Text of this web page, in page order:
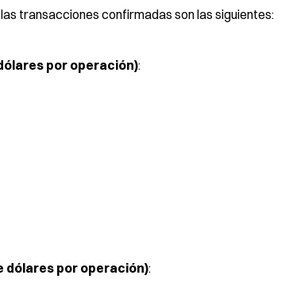
transacciones confirmadas son las siguientes:
por operación):
dólares por operación):